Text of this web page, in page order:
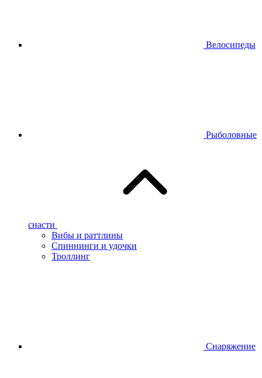
Велосипеды
Рыболовные
снасти
Вибы и раттлины
Спиннинги и удочки
Троллинг
Снаряжение